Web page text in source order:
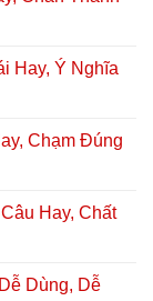
Hay, Ý Nghĩa
Chạm Đúng
Hay, Chất
Dùng, Dễ